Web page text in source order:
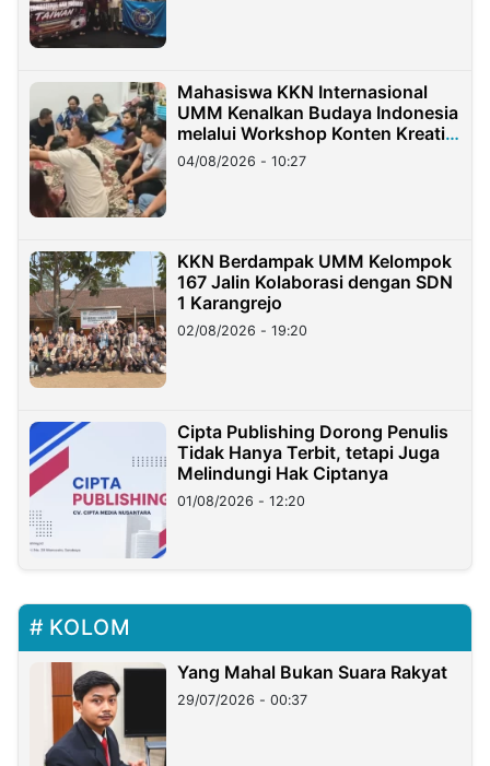
Mahasiswa KKN Internasional
UMM Kenalkan Budaya Indonesia
melalui Workshop Konten Kreatif
di Taiwan
04/08/2026 - 10:27
KKN Berdampak UMM Kelompok
167 Jalin Kolaborasi dengan SDN
1 Karangrejo
02/08/2026 - 19:20
Cipta Publishing Dorong Penulis
Tidak Hanya Terbit, tetapi Juga
Melindungi Hak Ciptanya
01/08/2026 - 12:20
KOLOM
Yang Mahal Bukan Suara Rakyat
29/07/2026 - 00:37